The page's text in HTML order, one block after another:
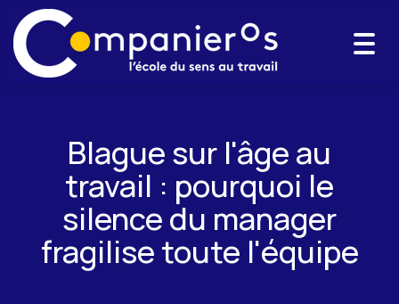
Blague sur l'âge au
travail : pourquoi le
silence du manager
fragilise toute l'équipe